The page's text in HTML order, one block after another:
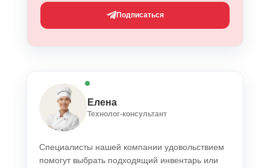
Подписаться
Елена
Технолог-консультант
Специалисты нашей компании удовольствием
помогут выбрать подходящий инвентарь или